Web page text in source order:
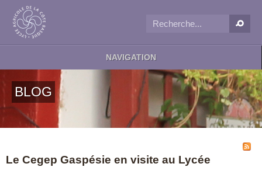
NAVIGATION
BLOG
Le Cegep Gaspésie en visite au Lycée